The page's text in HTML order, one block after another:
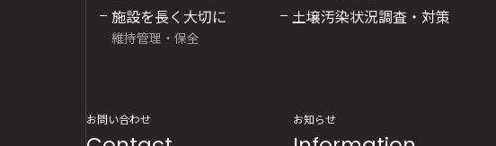
施設を長く大切に
維持管理・保全
土壌汚染状況調査・対策
お問い合わせ お知らせ